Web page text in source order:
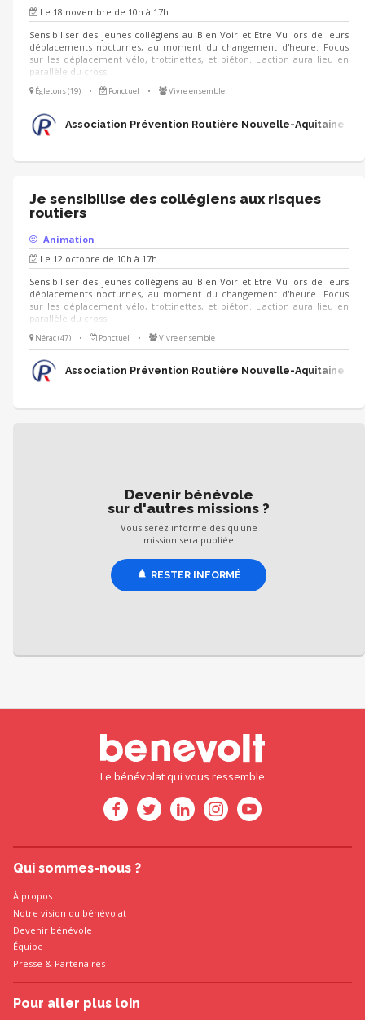
Le 18 novembre de 10h à 17h
Sensibiliser des jeunes collégiens au Bien Voir et Etre Vu lors de leurs
déplacements nocturnes, au moment du changement d'heure. Focus
sur les déplacement vélo, trottinettes, et piéton. L'action aura lieu en
parallèle du cross.
Égletons (19) • Ponctuel • Vivre ensemble
Association Prévention Routière Nouvelle-Aquitaine
Je sensibilise des collégiens aux risques
routiers
Animation
Le 12 octobre de 10h à 17h
Sensibiliser des jeunes collégiens au Bien Voir et Etre Vu lors de leurs
déplacements nocturnes, au moment du changement d'heure. Focus
sur les déplacement vélo, trottinettes, et piéton. L'action aura lieu en
parallèle du cross.
Nérac (47) • Ponctuel • Vivre ensemble
Association Prévention Routière Nouvelle-Aquitaine
Devenir bénévole
sur d'autres missions ?
Vous serez informé dès qu'une
mission sera publiée
RESTER INFORMÉ
Le bénévolat qui vous ressemble
Qui sommes-nous ?
À propos
Notre vision du bénévolat
Devenir bénévole
Équipe
Presse & Partenaires
Pour aller plus loin